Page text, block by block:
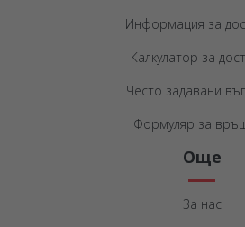
Информация за
Калкулатор за
Често задавани
Формуляр за
Още
За нас